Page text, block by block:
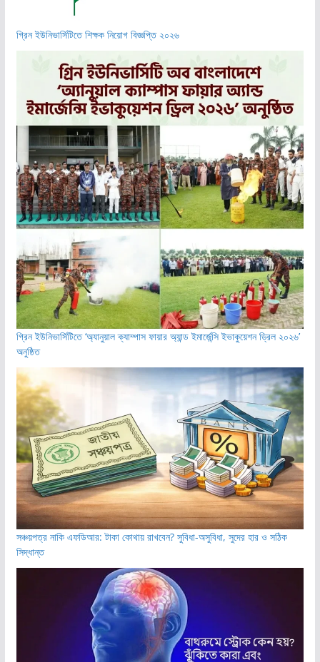
গ্রিন ইউনিভার্সিটিতে শিক্ষক নিয়োগ বিজ্ঞপ্তি ২০২৬
গ্রিন ইউনিভার্সিটিতে ‘অ্যানুয়াল ক্যাম্পাস ফায়ার অ্যান্ড ইমার্জেন্সি ইভাকুয়েশন ড্রিল ২০২৬’
অনুষ্ঠিত
সঞ্চয়পত্র নাকি এফডিআর: টাকা কোথায় রাখবেন? সুবিধা-অসুবিধা, সুদের হার ও সঠিক
সিদ্ধান্ত